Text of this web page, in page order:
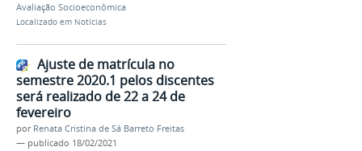
Avaliação Socioeconômica
Localizado em Notícias
Ajuste de matrícula no
semestre 2020.1 pelos discentes
será realizado de 22 a 24 de
fevereiro
por Renata Cristina de Sá Barreto Freitas
— publicado 18/02/2021